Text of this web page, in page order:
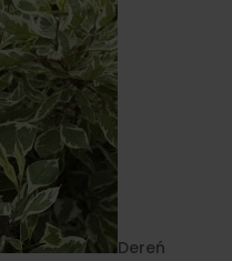
Dereń